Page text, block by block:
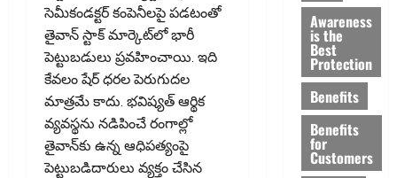
సెమీకండక్టర్ కంపెనీలపై పడటంతో
తైవాన్ స్టాక్ మార్కెట్‌లో భారీ
పెట్టుబడులు ప్రవహించాయి. ఇది
కేవలం షేర్ ధరల పెరుగుదల
మాత్రమే కాదు. భవిష్యత్ ఆర్థిక
వ్యవస్థను నడిపించే రంగాల్లో
తైవాన్‌కు ఉన్న ఆధిపత్యంపై
పెట్టుబడిదారులు వ్యక్తం చేసిన
Awareness
is the
Best
Protection
Benefits
Benefits
for
Customers